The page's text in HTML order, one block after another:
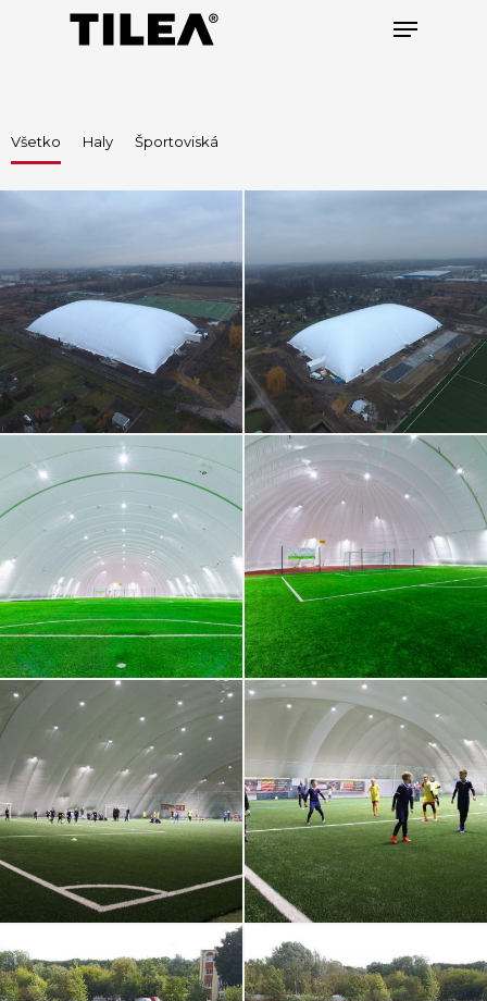
Hit enter to search or ESC to close
Všetko Haly Športoviská